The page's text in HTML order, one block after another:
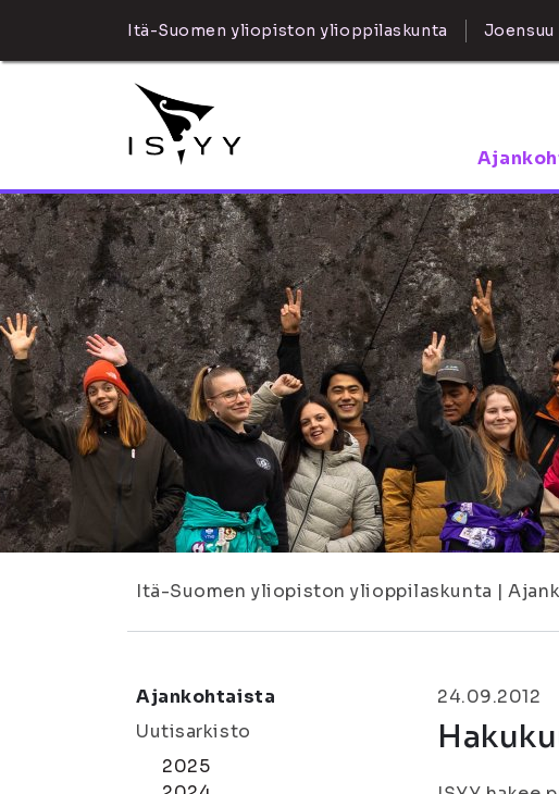
Itä-Suomen yliopiston ylioppilaskunta Joensuu
Itä-Suomen yliopiston ylioppilaskunta |
Ajankohtaista
Uutisarkisto
2025
24.09.2012